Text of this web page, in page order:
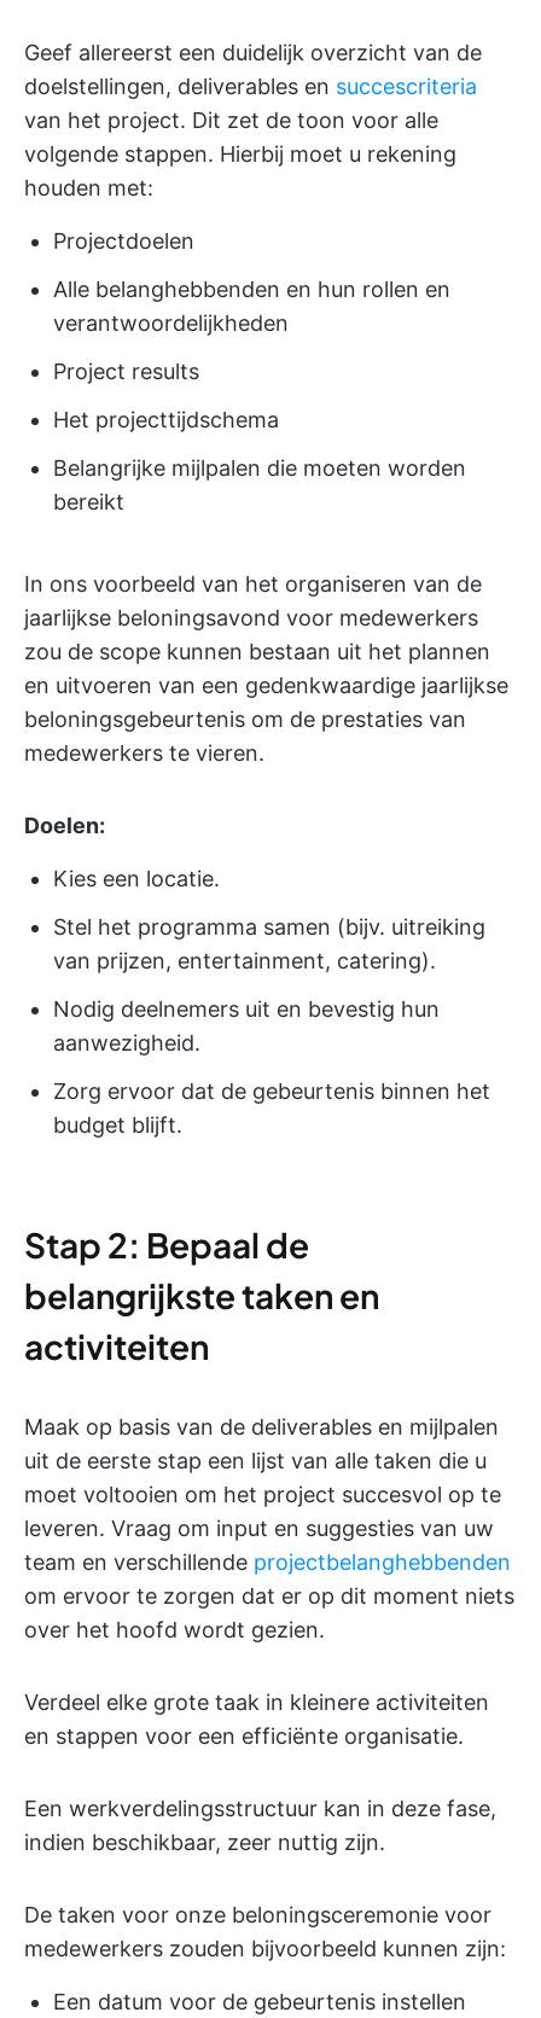
Geef allereerst een duidelijk overzicht van de
doelstellingen, deliverables en succescriteria
van het project. Dit zet de toon voor alle
volgende stappen. Hierbij moet u rekening
houden met:
Projectdoelen
Alle belanghebbenden en hun rollen en
verantwoordelijkheden
Project results
Het projecttijdschema
Belangrijke mijlpalen die moeten worden
bereikt
In ons voorbeeld van het organiseren van de
jaarlijkse beloningsavond voor medewerkers
zou de scope kunnen bestaan uit het plannen
en uitvoeren van een gedenkwaardige jaarlijkse
beloningsgebeurtenis om de prestaties van
medewerkers te vieren.
Doelen:
Kies een locatie.
Stel het programma samen (bijv. uitreiking
van prijzen, entertainment, catering).
Nodig deelnemers uit en bevestig hun
aanwezigheid.
Zorg ervoor dat de gebeurtenis binnen het
budget blijft.
Stap 2: Bepaal de
belangrijkste taken en
activiteiten
Maak op basis van de deliverables en mijlpalen
uit de eerste stap een lijst van alle taken die u
moet voltooien om het project succesvol op te
leveren. Vraag om input en suggesties van uw
team en verschillende projectbelanghebbenden
om ervoor te zorgen dat er op dit moment niets
over het hoofd wordt gezien.
Verdeel elke grote taak in kleinere activiteiten
en stappen voor een efficiënte organisatie.
Een werkverdelingsstructuur kan in deze fase,
indien beschikbaar, zeer nuttig zijn.
De taken voor onze beloningsceremonie voor
medewerkers zouden bijvoorbeeld kunnen zijn:
Een datum voor de gebeurtenis instellen